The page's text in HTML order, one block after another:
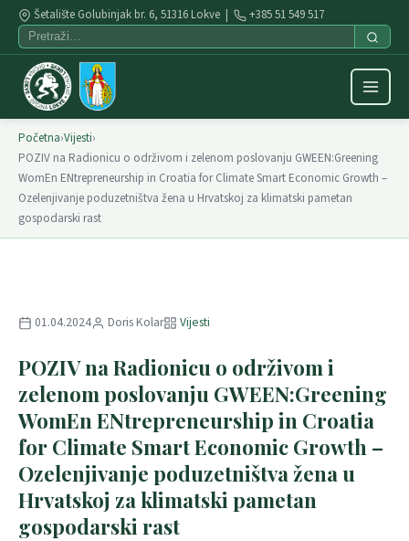
Šetalište Golubinjak br. 6, 51316 Lokve | +385 51 549 517
Početna›Vijesti›
POZIV na Radionicu o održivom i zelenom poslovanju GWEEN:Greening
WomEn ENtrepreneurship in Croatia for Climate Smart Economic Growth –
Ozelenjivanje poduzetništva žena u Hrvatskoj za klimatski pametan
gospodarski rast
01.04.2024 Doris Kolar Vijesti
POZIV na Radionicu o održivom i
zelenom poslovanju GWEEN:Greening
WomEn ENtrepreneurship in Croatia
for Climate Smart Economic Growth –
Ozelenjivanje poduzetništva žena u
Hrvatskoj za klimatski pametan
gospodarski rast